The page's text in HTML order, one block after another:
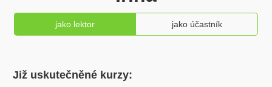
jako lektor jako účastník
Již uskutečněné kurzy: